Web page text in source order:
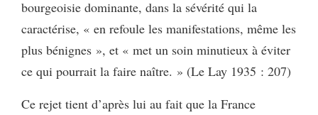
bourgeoisie dominante, dans la sévérité qui la
caractérise, « en refoule les manifestations, même les
plus bénignes », et « met un soin minutieux à éviter
ce qui pourrait la faire naître. » (Le Lay 1935 : 207)
Ce rejet tient d’après lui au fait que la France